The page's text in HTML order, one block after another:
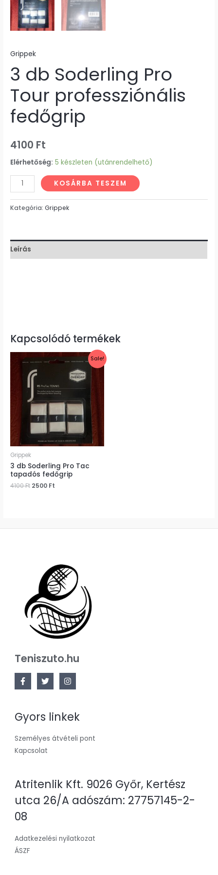
Grippek
3 db Soderling Pro
Tour professziónális
fedőgrip
4100 Ft
Elérhetőség: 5 készleten (utánrendelhető)
KOSÁRBA TESZEM
Kategória:Grippek
Leírás
Kapcsolódó termékek
Sale!
Grippek
3 db Soderling Pro Tac
tapadós fedőgrip
4100Ft
Original
price
was:
4100 Ft.
2500 Ft
Current
price
2500 Ft.
Teniszuto.hu
Gyors linkek
Személyes átvételi pont
Kapcsolat
Atritenlik Kft. 9026 Győr, Kertész
utca 26/A adószám: 27757145-2-
08
Adatkezelési nyilatkozat
ÁSZF